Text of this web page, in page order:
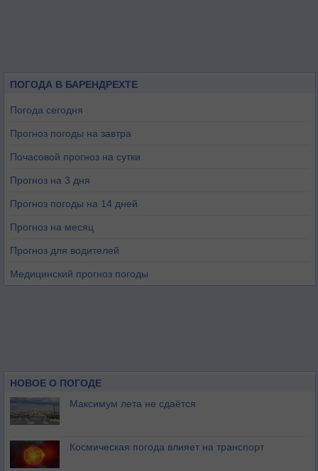
ПОГОДА В БАРЕНДРЕХТЕ
Погода сегодня
Прогноз погоды на завтра
Почасовой прогноз на сутки
Прогноз на 3 дня
Прогноз погоды на 14 дней
Прогноз на месяц
Прогноз для водителей
Медицинский прогноз погоды
НОВОЕ О ПОГОДЕ
Максимум лета не сдаётся
Космическая погода влияет на транспорт